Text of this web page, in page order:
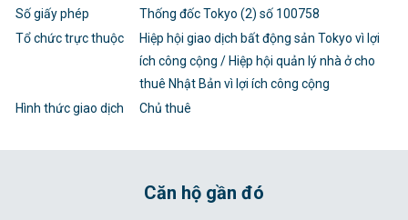
Số giấy phép
Thống đốc Tokyo (2) số 100758
Tổ chức trực thuộc
Hiệp hội giao dịch bất động sản Tokyo vì lợi
ích công cộng / Hiệp hội quản lý nhà ở cho
thuê Nhật Bản vì lợi ích công cộng
Hình thức giao dịch
Chủ thuê
Căn hộ gần đó